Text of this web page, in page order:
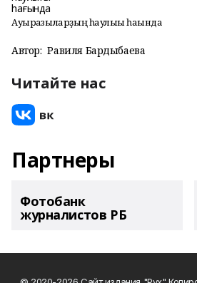
Ауырғазыларҙың һаулығы һағында
Автор: Равиля Бардыбаева
Читайте нас
Партнеры
Фотобанк
журналистов РБ